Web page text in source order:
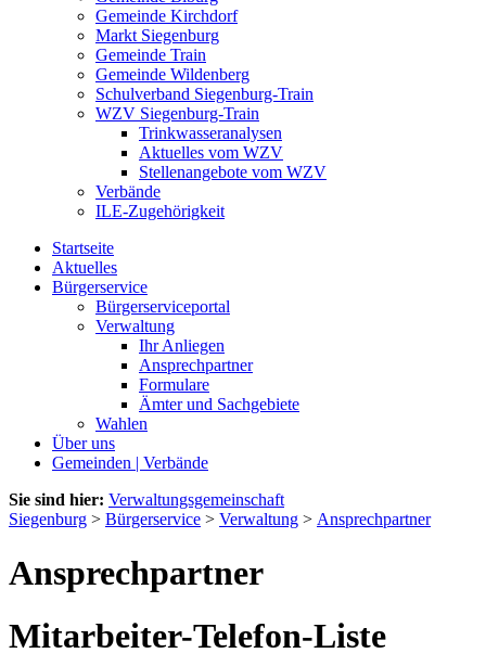
Gemeinde Kirchdorf
Markt Siegenburg
Gemeinde Train
Gemeinde Wildenberg
Schulverband Siegenburg-Train
WZV Siegenburg-Train
Trinkwasseranalysen
Aktuelles vom WZV
Stellenangebote vom WZV
Verbände
ILE-Zugehörigkeit
Startseite
Aktuelles
Bürgerservice
Bürgerserviceportal
Verwaltung
Ihr Anliegen
Ansprechpartner
Formulare
Ämter und Sachgebiete
Wahlen
Über uns
Gemeinden | Verbände
Sie sind hier: Verwaltungsgemeinschaft
Siegenburg > Bürgerservice > Verwaltung > Ansprechpartner
Ansprechpartner
Mitarbeiter-Telefon-Liste